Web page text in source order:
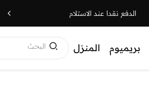
الدفع نقدا عند الاستلام
بريميوم المنزل البحث